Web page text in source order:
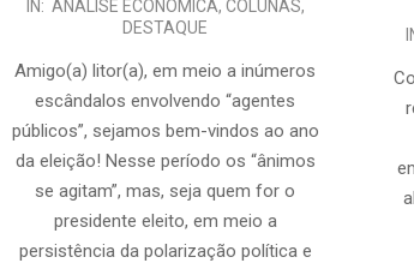
2026-
30
IN: ANÁLISE ECONÔMICA, COLUNAS,
DESTAQUE
Amigo(a) litor(a), em meio a inúmeros
escândalos envolvendo “agentes
públicos”, sejamos bem-vindos ao ano
da eleição! Nesse período os “ânimos
se agitam”, mas, seja quem for o
presidente eleito, em meio a
persistência da polarização política e